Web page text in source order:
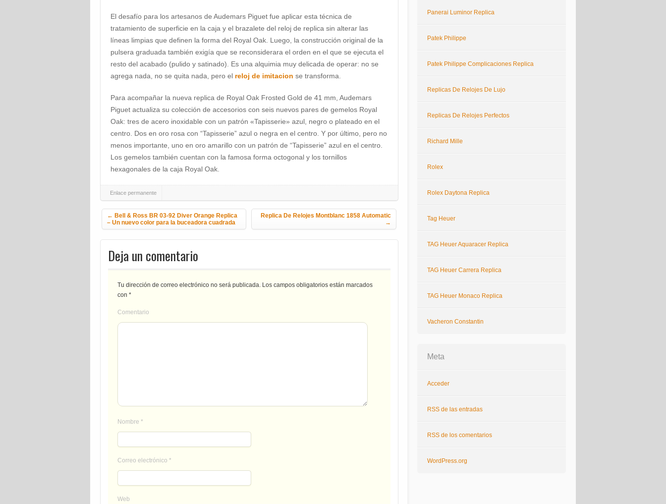
El desafío para los artesanos de Audemars Piguet fue aplicar esta técnica de
tratamiento de superficie en la caja y el brazalete del reloj de replica sin alterar las
líneas limpias que definen la forma del Royal Oak. Luego, la construcción original de la
pulsera graduada también exigía que se reconsiderara el orden en el que se ejecuta el
resto del acabado (pulido y satinado). Es una alquimia muy delicada de operar: no se
agrega nada, no se quita nada, pero el reloj de imitacion se transforma.
Para acompañar la nueva replica de Royal Oak Frosted Gold de 41 mm, Audemars
Piguet actualiza su colección de accesorios con seis nuevos pares de gemelos Royal
Oak: tres de acero inoxidable con un patrón «Tapisserie» azul, negro o plateado en el
centro. Dos en oro rosa con “Tapisserie” azul o negra en el centro. Y por último, pero no
menos importante, uno en oro amarillo con un patrón de “Tapisserie” azul en el centro.
Los gemelos también cuentan con la famosa forma octogonal y los tornillos
hexagonales de la caja Royal Oak.
Enlace permanente
Navegación de la entrada
← Bell & Ross BR 03-92 Diver Orange Replica
– Un nuevo color para la buceadora cuadrada
Replica De Relojes Montblanc 1858 Automatic
→
Deja un comentario
Tu dirección de correo electrónico no será publicada. Los campos obligatorios están marcados
con *
Comentario
Nombre *
Correo electrónico *
Web
Panerai Luminor Replica
Patek Philippe
Patek Philippe Complicaciones Replica
Replicas De Relojes De Lujo
Replicas De Relojes Perfectos
Richard Mille
Rolex
Rolex Daytona Replica
Tag Heuer
TAG Heuer Aquaracer Replica
TAG Heuer Carrera Replica
TAG Heuer Monaco Replica
Vacheron Constantin
Meta
Acceder
RSS de las entradas
RSS de los comentarios
WordPress.org